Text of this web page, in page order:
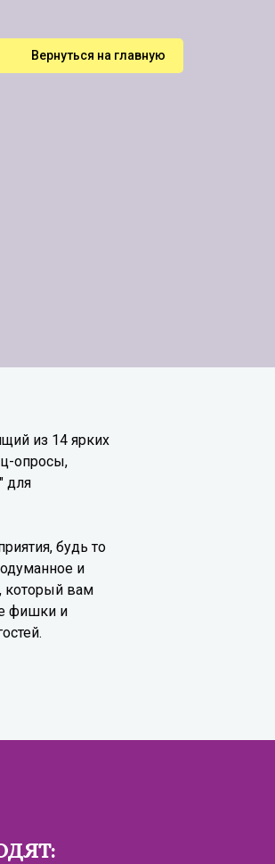
Вернуться на главную
из 14 ярких
опросы,
для
будь то
и
который вам
фишки и